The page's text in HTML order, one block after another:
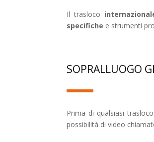
Il trasloco
specifiche e strumenti
SOPRALLUOGO
Prima di qualsiasi
possibilità di video